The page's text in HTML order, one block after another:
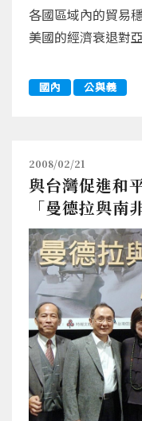
各國區域內的貿易
美國的經濟衰退對
國內 公與義
2008/02/21
與台灣促進和
「曼德拉與南